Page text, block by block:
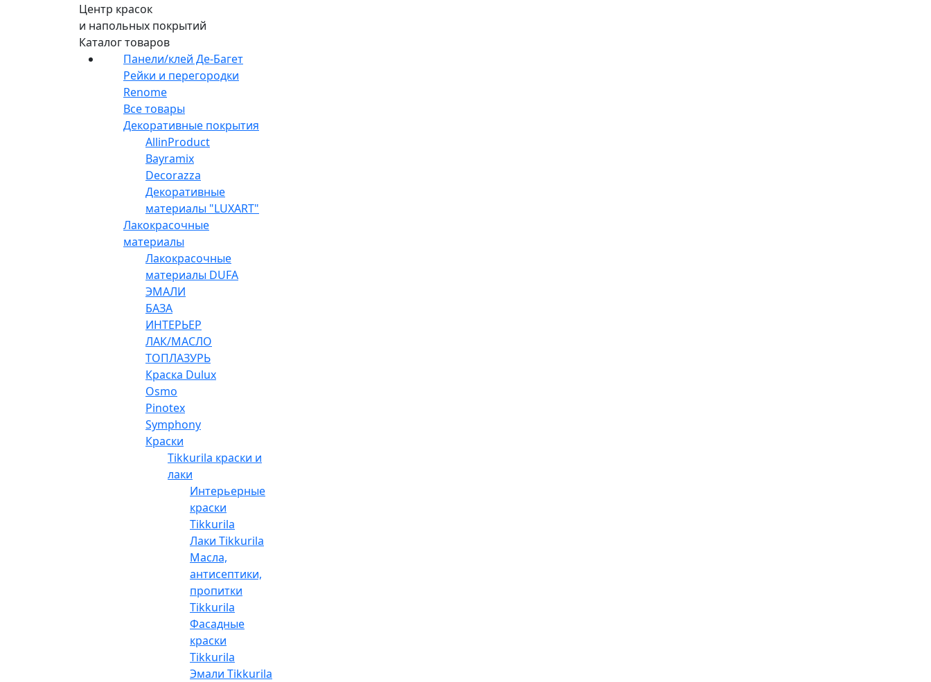
Центр красок
и напольных покрытий
Каталог товаров
Панели/клей Де-Багет
Рейки и перегородки
Renome
Все товары
Декоративные покрытия
AllinProduct
Bayramix
Decorazza
Декоративные
материалы "LUXART"
Лакокрасочные
материалы
Лакокрасочные
материалы DUFA
ЭМАЛИ
БАЗА
ИНТЕРЬЕР
ЛАК/МАСЛО
ТОПЛАЗУРЬ
Краска Dulux
Osmo
Pinotex
Symphony
Краски
Tikkurila краски и
лаки
Интерьерные
краски
Tikkurila
Лаки Tikkurila
Масла,
антисептики,
пропитки
Tikkurila
Фасадные
краски
Tikkurila
Эмали Tikkurila